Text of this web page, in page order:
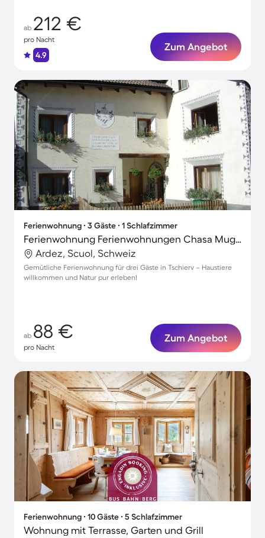
ab 212 €
pro Nacht
4.9
Zum Angebot
Ferienwohnung ∙ 3 Gäste ∙ 1 Schlafzimmer
Ferienwohnung Ferienwohnungen Chasa Muglin 29, (Tschierv)
Ardez, Scuol, Schweiz
Gemütliche Ferienwohnung für drei Gäste in Tschierv – Haustiere
willkommen und Natur pur erleben!
ab 88 €
pro Nacht
Zum Angebot
Ferienwohnung ∙ 10 Gäste ∙ 5 Schlafzimmer
Wohnung mit Terrasse, Garten und Grill